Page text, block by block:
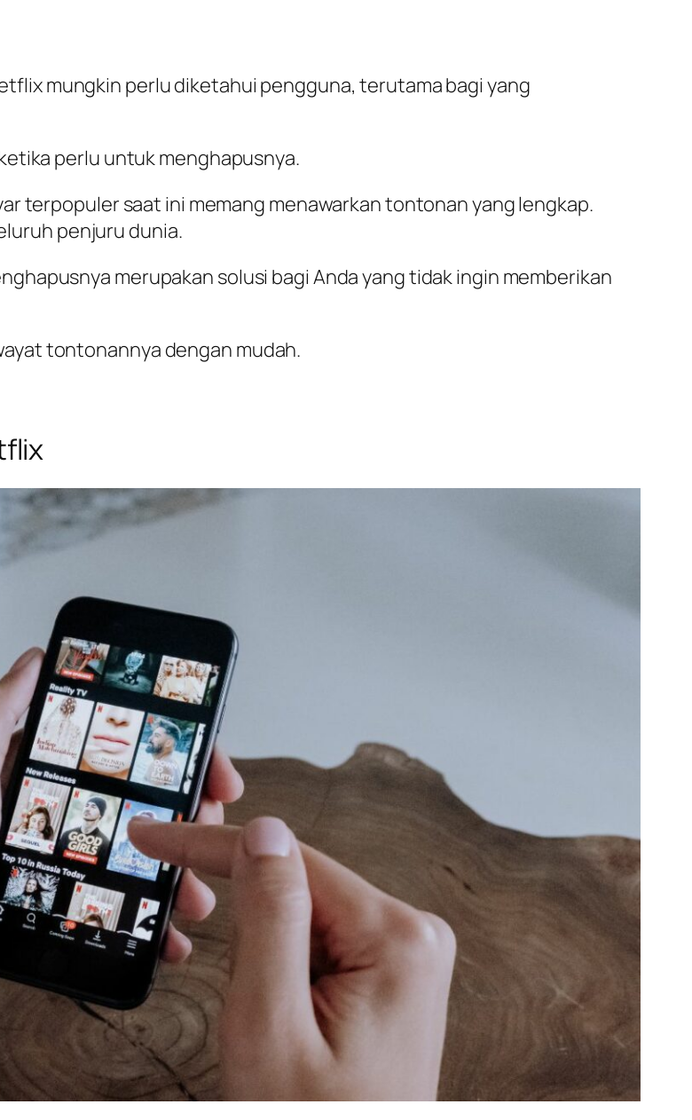
mungkin perlu diketahui pengguna, terutama bagi yang
perlu untuk menghapusnya.
terpopuler saat ini memang menawarkan tontonan yang lengkap.
penjuru dunia.
merupakan solusi bagi Anda yang tidak ingin memberikan
tontonannya dengan mudah.